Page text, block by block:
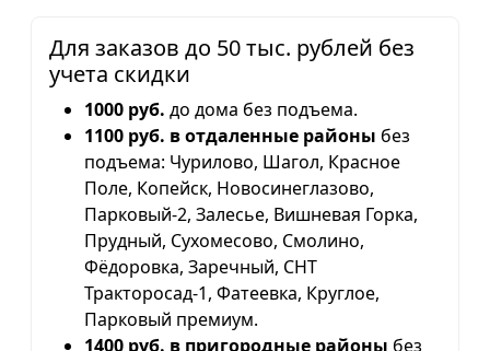
Для заказов до 50 тыс. рублей без
учета скидки
1000 руб. до дома без подъема.
1100 руб. в отдаленные районы без
подъема: Чурилово, Шагол, Красное
Поле, Копейск, Новосинеглазово,
Парковый-2, Залесье, Вишневая Горка,
Прудный, Сухомесово, Смолино,
Фёдоровка, Заречный, СНТ
Тракторосад-1, Фатеевка, Круглое,
Парковый премиум.
1400 руб. в пригородные районы без